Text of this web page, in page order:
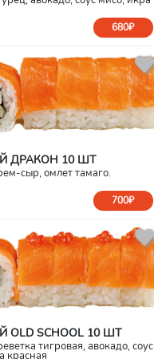
680₽
ДРАКОН 10 ШТ
сыр, омлет тамаго.
700₽
OLD SCHOOL 10 ШТ
тигровая, авокадо, соус
красная